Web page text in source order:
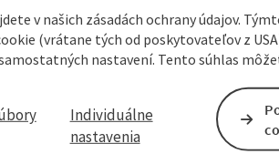
v našich zásadách ochrany údajov.
(vrátane tých od poskytovateľov z
nastavení. Tento súhlas
Individuálne
nastavenia